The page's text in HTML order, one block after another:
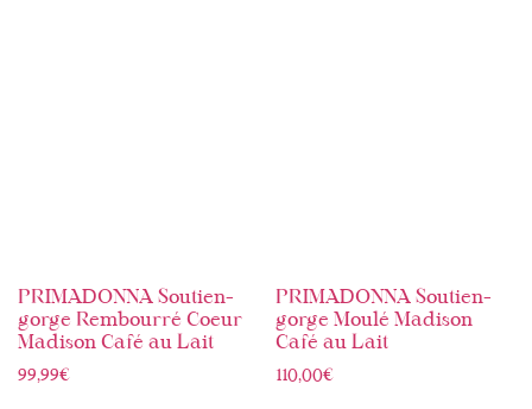
PRIMADONNA Soutien-
gorge Rembourré Coeur
Madison Café au Lait
99,99€
PRIMADONNA Soutien-
gorge Moulé Madison
Café au Lait
110,00€